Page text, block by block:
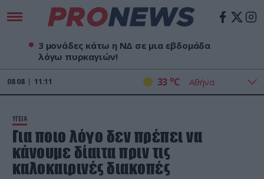
3 μονάδες κάτω η ΝΔ σε μια εβδομάδα
λόγω πυρκαγιών!
08 08 11:11 33 oC
ΥΓΕΙΑ
Για ποιο λόγο δεν πρέπει να
κάνουμε δίαιτα πριν τις
καλοκαιρινές διακοπές